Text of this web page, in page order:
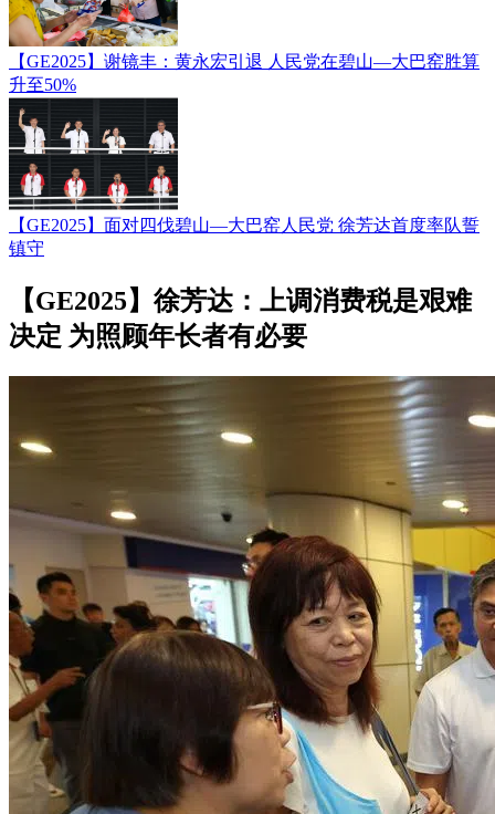
【GE2025】谢镜丰：黄永宏引退 人民党在碧山—大巴窑胜算
升至50%
【GE2025】面对四伐碧山—大巴窑人民党 徐芳达首度率队誓
镇守
【GE2025】徐芳达：上调消费税是艰难
决定 为照顾年长者有必要